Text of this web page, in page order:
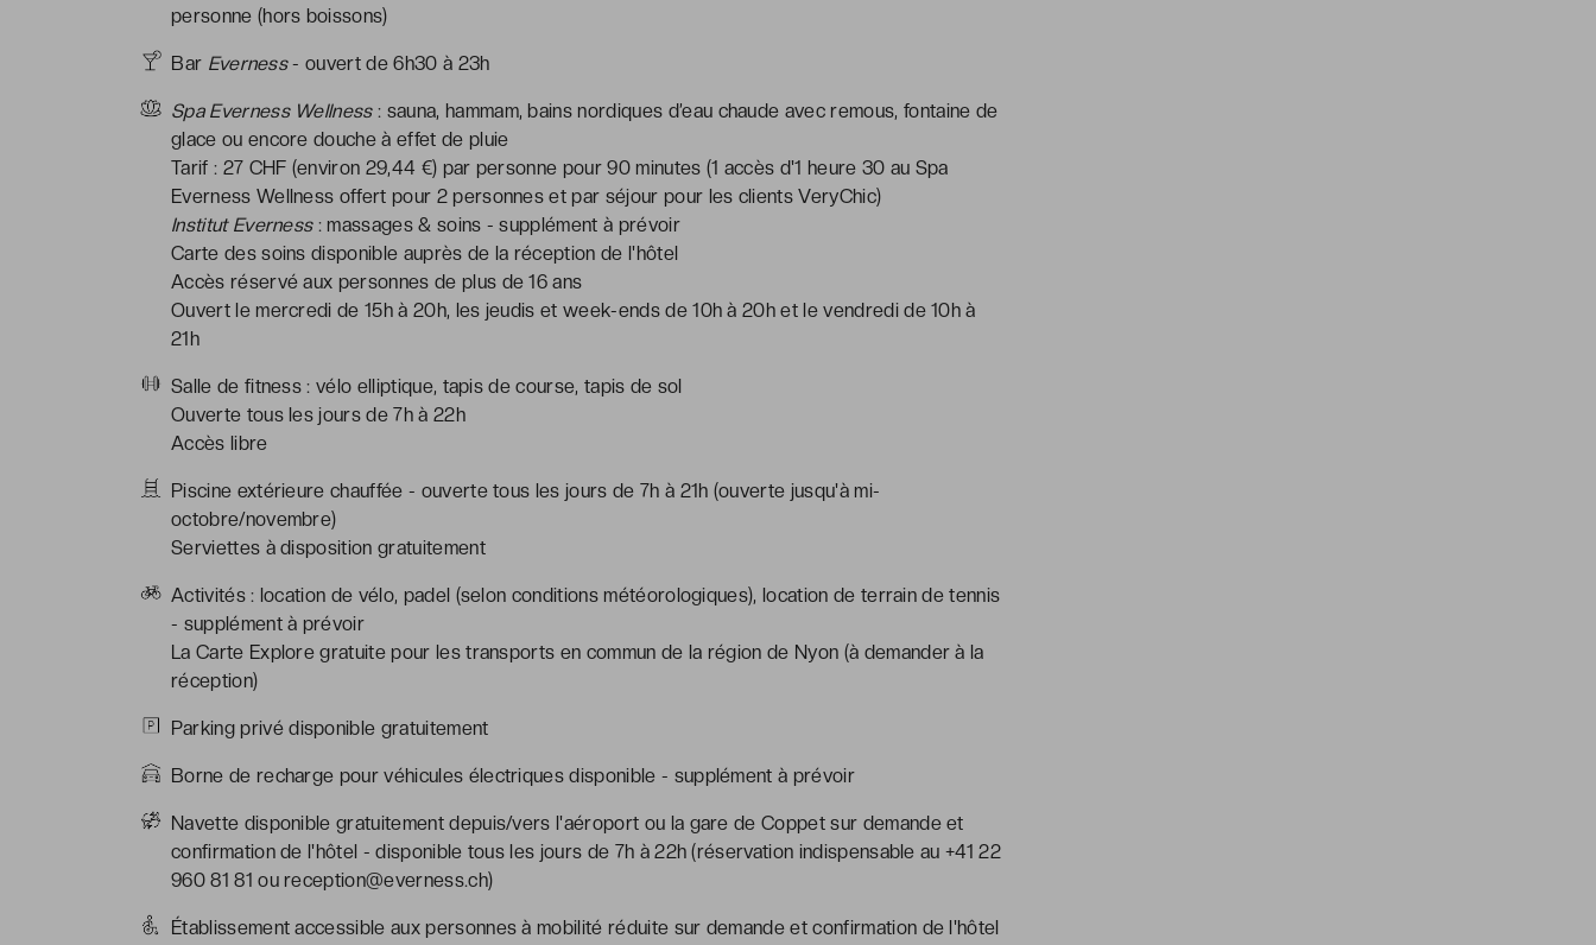
personne (hors boissons)
Bar Everness- ouvert de 6h30 à 23h
Spa Everness Wellness: sauna, hammam, bains nordiques d’eau chaude avec remous, fontaine de
glace ou encore douche à effet de pluie
Tarif : 27 CHF (environ 29,44 €) par personne pour 90 minutes (1 accès d'1 heure 30 au Spa
Everness Wellness offert pour 2 personnes et par séjour pour les clients VeryChic)
Institut Everness: massages & soins - supplément à prévoir
Carte des soins disponible auprès de la réception de l'hôtel
Accès réservé aux personnes de plus de 16 ans
Ouvert le mercredi de 15h à 20h, les jeudis et week-ends de 10h à 20h et le vendredi de 10h à
21h
Salle de fitness : vélo elliptique, tapis de course, tapis de sol
Ouverte tous les jours de 7h à 22h
Accès libre
Piscine extérieure chauffée - ouverte tous les jours de 7h à 21h (ouverte jusqu'à mi-
octobre/novembre)
Serviettes à disposition gratuitement
Activités : location de vélo, padel (selon conditions météorologiques), location de terrain de tennis
- supplément à prévoir
La Carte Explore gratuite pour les transports en commun de la région de Nyon (à demander à la
réception)
Parking privé disponible gratuitement
Borne de recharge pour véhicules électriques disponible - supplément à prévoir
Navette disponible gratuitement depuis/vers l'aéroport ou la gare de Coppet sur demande et
confirmation de l'hôtel - disponible tous les jours de 7h à 22h (réservation indispensable au +41 22
960 81 81 ou reception@everness.ch)
Établissement accessible aux personnes à mobilité réduite sur demande et confirmation de l'hôtel